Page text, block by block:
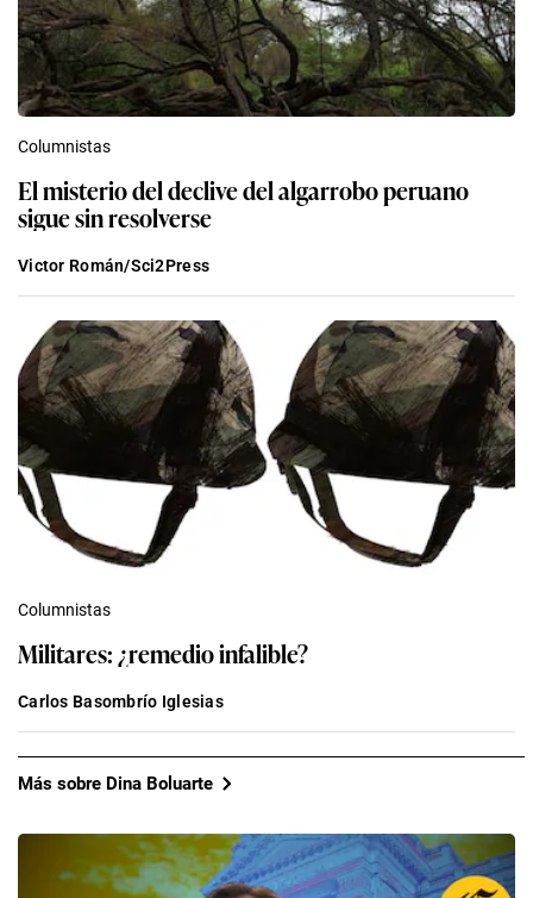
Columnistas
El misterio del declive del algarrobo peruano
sigue sin resolverse
Victor Román/Sci2Press
Columnistas
Militares: ¿remedio infalible?
Carlos Basombrío Iglesias
Más sobre Dina Boluarte